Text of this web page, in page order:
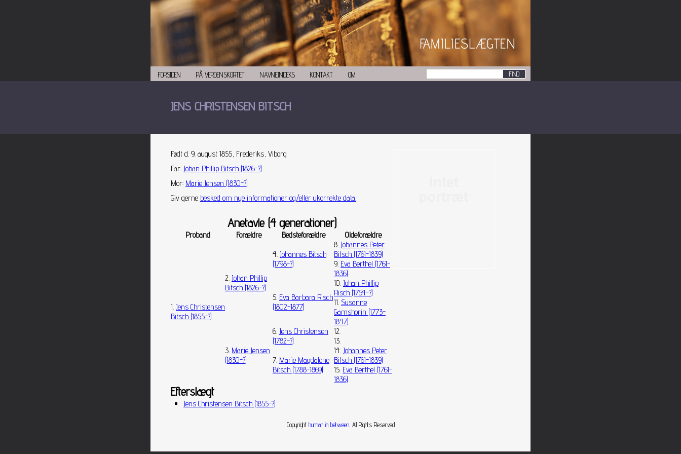
FORSIDEN PÅ VERDENSKORTET NAVNEINDEKS KONTAKT OM
JENS CHRISTENSEN BITSCH
Født d. 9. august 1855, Frederiks, Viborg
Far: Johan Phillip Bitsch (1826-?)
Mor: Marie Jensen (1830-?)
Giv gerne besked om nye informationer og/eller ukorrekte data.
Anetavle (4 generationer)
Proband Forældre Bedsteforældre Oldeforældre
1. Jens Christensen
Bitsch (1855-?)
2. Johan Phillip
Bitsch (1826-?)
4. Johannes Bitsch
(1798-?)
8. Johannes Peter
Bitsch (1761-1839)
9. Eva Berthel (1761-
1836)
5. Eva Barbara Risch
(1802-1877)
10. Johan Phillip
Risch (1754-?)
11. Susanne
Gamshorin (1773-
1847)
3. Marie Jensen
(1830-?)
6. Jens Christensen
(1782-?)
12.
13.
7. Marie Magdalene
Bitsch (1788-1869)
14. Johannes Peter
Bitsch (1761-1839)
15. Eva Berthel (1761-
1836)
Efterslægt
Jens Christensen Bitsch (1855-?)
Copyright human in between. All Rights Reserved